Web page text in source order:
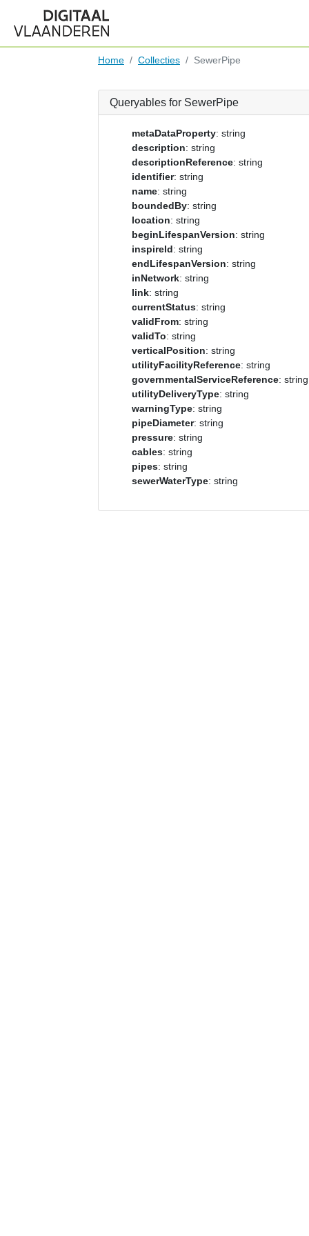
Home Collecties SewerPipe
Queryables for SewerPipe
metaDataProperty: string
description: string
descriptionReference: string
identifier: string
name: string
boundedBy: string
location: string
beginLifespanVersion: string
inspireId: string
endLifespanVersion: string
inNetwork: string
link: string
currentStatus: string
validFrom: string
validTo: string
verticalPosition: string
utilityFacilityReference: string
governmentalServiceReference: string
utilityDeliveryType: string
warningType: string
pipeDiameter: string
pressure: string
cables: string
pipes: string
sewerWaterType: string